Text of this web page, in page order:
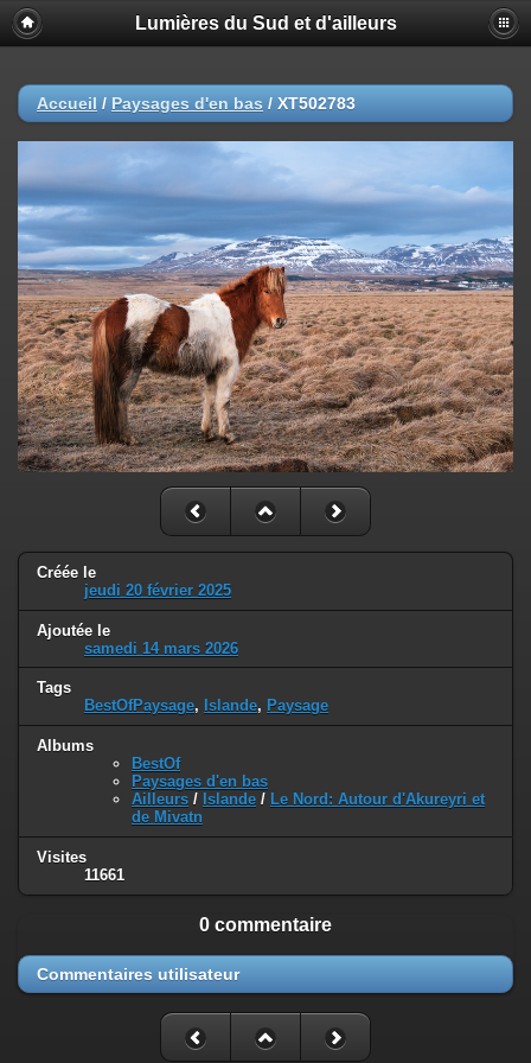
Lumières du Sud et d'ailleurs
Accueil / Paysages d'en bas / XT502783
Créée le
jeudi 20 février 2025
Ajoutée le
samedi 14 mars 2026
Tags
BestOfPaysage, Islande, Paysage
Albums
BestOf
Paysages d'en bas
Ailleurs / Islande / Le Nord: Autour d'Akureyri et
de Mivatn
Visites
11661
0 commentaire
Commentaires utilisateur